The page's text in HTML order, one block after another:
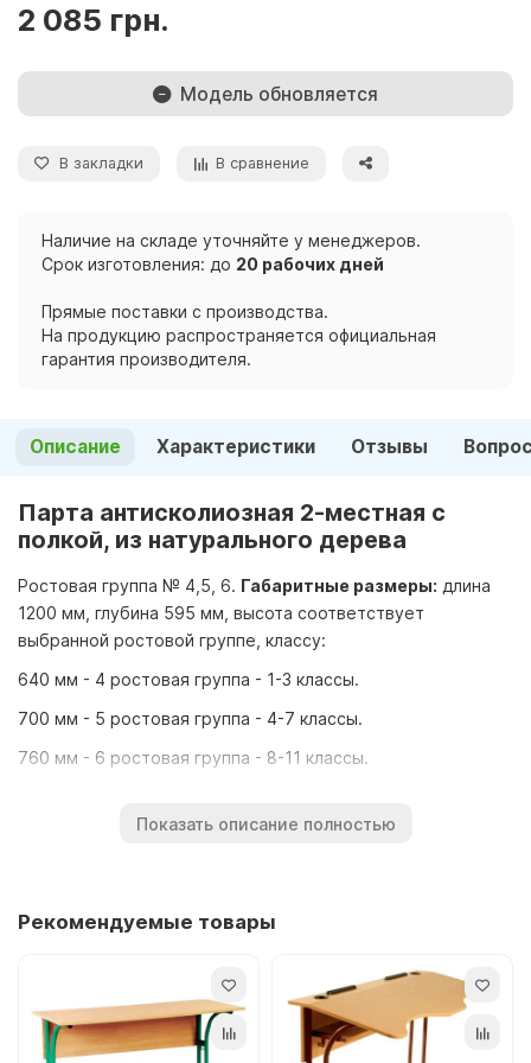
2 085 грн.
Модель обновляется
В закладки В сравнение
Наличие на складе уточняйте у менеджеров.
Срок изготовления: до 20 рабочих дней
Прямые поставки с производства.
На продукцию распространяется официальная
гарантия производителя.
Описание Характеристики Отзывы
Парта антисколиозная 2-местная с
полкой, из натурального дерева
Ростовая группа № 4,5, 6. Габаритные размеры: длина
1200 мм, глубина 595 мм, высота соответствует
выбранной ростовой группе, классу:
640 мм - 4 ростовая группа - 1-3 классы.
700 мм - 5 ростовая группа - 4-7 классы.
760 мм - 6 ростовая группа - 8-11 классы.
1,5 мм и 2,5 мм, покрывается краской.
Столешница состоит из двух частей - горизонтальной и
Кроме этого по краю столешница имеет специальные
углубления для более глубокой посадки учеников с
Показать описание полностью
Рекомендуемые товары